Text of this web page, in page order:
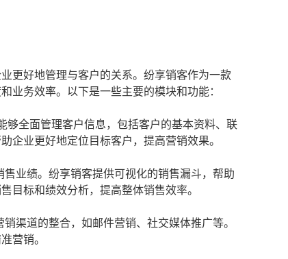
更好地管理与客户的关系。纷享销客作为一款
业务效率。以下是一些主要的模块和功能：
全面管理客户信息，包括客户的基本资料、联
企业更好地定位目标客户，提高营销效果。
业绩。纷享销客提供可视化的销售漏斗，帮助
目标和绩效分析，提高整体销售效率。
渠道的整合，如邮件营销、社交媒体推广等。
营销。